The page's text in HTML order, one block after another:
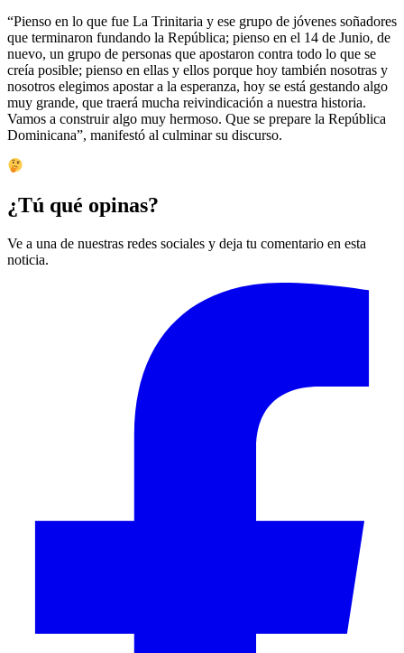
“Pienso en lo que fue La Trinitaria y ese grupo de jóvenes soñadores
que terminaron fundando la República; pienso en el 14 de Junio, de
nuevo, un grupo de personas que apostaron contra todo lo que se
creía posible; pienso en ellas y ellos porque hoy también nosotras y
nosotros elegimos apostar a la esperanza, hoy se está gestando algo
muy grande, que traerá mucha reivindicación a nuestra historia.
Vamos a construir algo muy hermoso. Que se prepare la República
Dominicana”, manifestó al culminar su discurso.
¿Tú qué opinas?
Ve a una de nuestras redes sociales y deja tu comentario en esta
noticia.